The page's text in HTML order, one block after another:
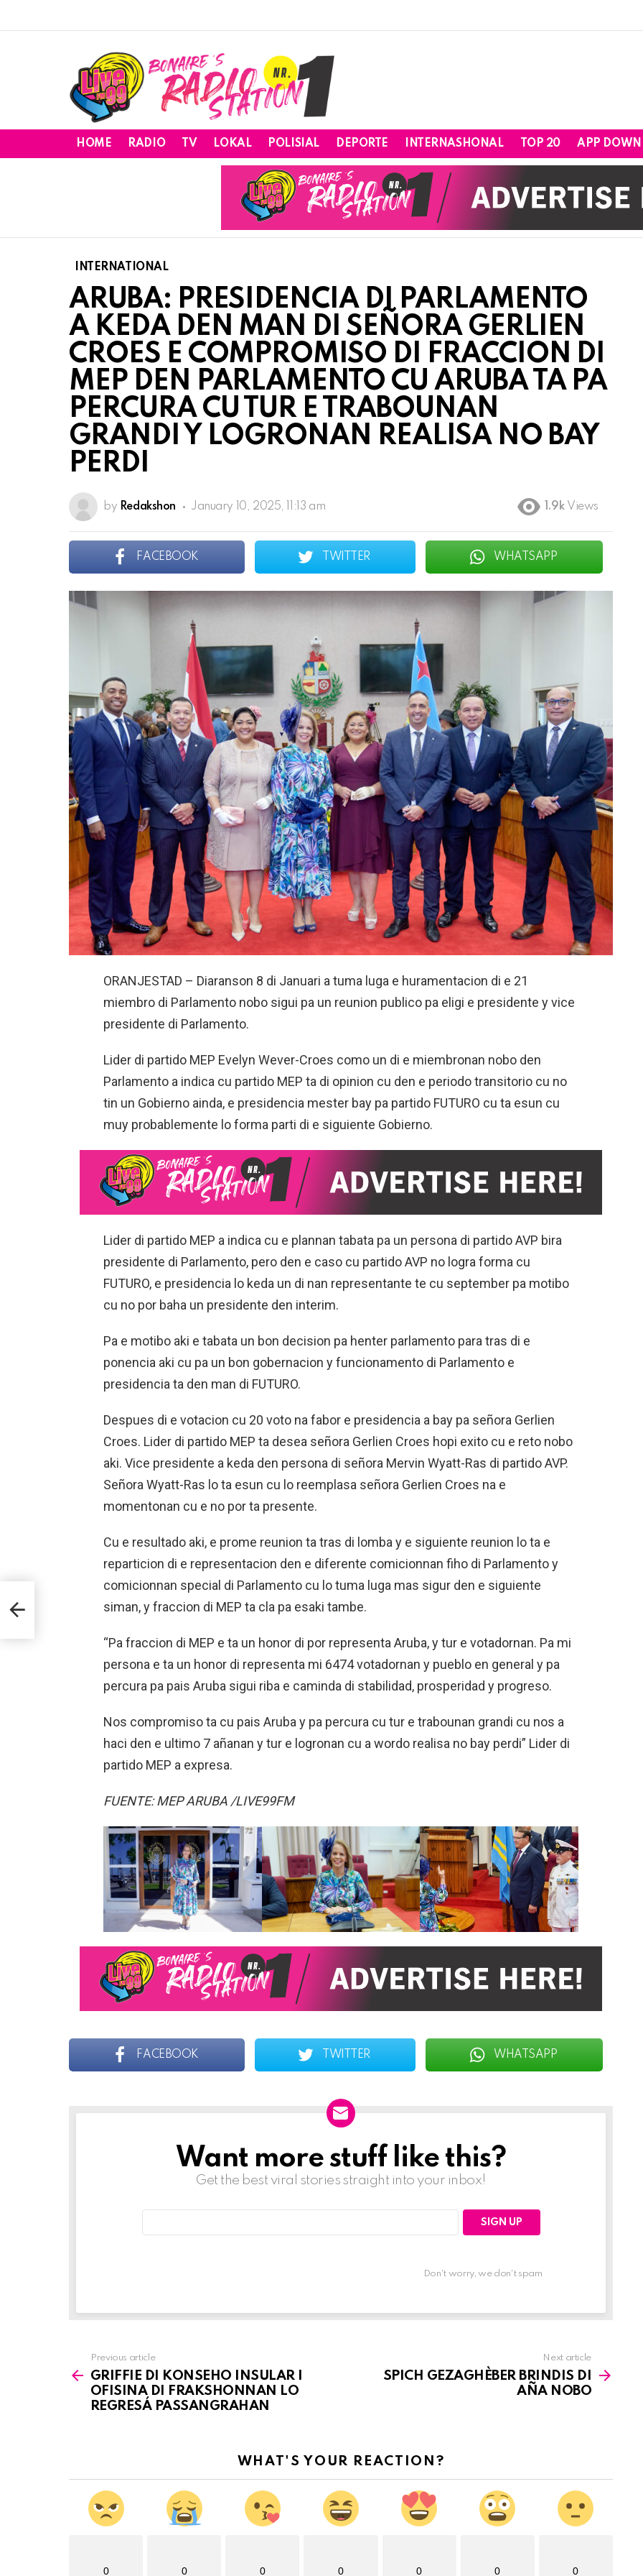
HOME RADIO TV LOKAL POLISIAL DEPORTE INTERNASHONAL TOP 20 APP
INTERNATIONAL
ARUBA: PRESIDENCIA DI PARLAMENTO
A KEDA DEN MAN DI SEÑORA GERLIEN
CROES E COMPROMISO DI FRACCION DI
MEP DEN PARLAMENTO CU ARUBA TA PA
PERCURA CU TUR E TRABOUNAN
GRANDI Y LOGRONAN REALISA NO BAY
PERDI
by Redakshon January 10, 2025, 11:13 am 1.9k Views
FACEBOOK TWITTER WHATSAPP
ORANJESTAD – Diaranson 8 di Januari a tuma luga e huramentacion di e 21
miembro di Parlamento nobo sigui pa un reunion publico pa eligi e presidente y vice
presidente di Parlamento.
Lider di partido MEP Evelyn Wever-Croes como un di e miembronan nobo den
Parlamento a indica cu partido MEP ta di opinion cu den e periodo transitorio cu no
tin un Gobierno ainda, e presidencia mester bay pa partido FUTURO cu ta esun cu
muy probablemente lo forma parti di e siguiente Gobierno.
Lider di partido MEP a indica cu e plannan tabata pa un persona di partido AVP bira
presidente di Parlamento, pero den e caso cu partido AVP no logra forma cu
FUTURO, e presidencia lo keda un di nan representante te cu september pa motibo
cu no por baha un presidente den interim.
Pa e motibo aki e tabata un bon decision pa henter parlamento para tras di e
ponencia aki cu pa un bon gobernacion y funcionamento di Parlamento e
presidencia ta den man di FUTURO.
Despues di e votacion cu 20 voto na fabor e presidencia a bay pa señora Gerlien
Croes. Lider di partido MEP ta desea señora Gerlien Croes hopi exito cu e reto nobo
aki. Vice presidente a keda den persona di señora Mervin Wyatt-Ras di partido AVP.
Señora Wyatt-Ras lo ta esun cu lo reemplasa señora Gerlien Croes na e
momentonan cu e no por ta presente.
Cu e resultado aki, e prome reunion ta tras di lomba y e siguiente reunion lo ta e
reparticion di e representacion den e diferente comicionnan fiho di Parlamento y
comicionnan special di Parlamento cu lo tuma luga mas sigur den e siguiente
siman, y fraccion di MEP ta cla pa esaki tambe.
“Pa fraccion di MEP e ta un honor di por representa Aruba, y tur e votadornan. Pa mi
persona e ta un honor di representa mi 6474 votadornan y pueblo en general y pa
percura pa pais Aruba sigui riba e caminda di stabilidad, prosperidad y progreso.
Nos compromiso ta cu pais Aruba y pa percura cu tur e trabounan grandi cu nos a
haci den e ultimo 7 añanan y tur e logronan cu a wordo realisa no bay perdi” Lider di
partido MEP a expresa.
FUENTE: MEP ARUBA /LIVE99FM
FACEBOOK TWITTER WHATSAPP
NEWSLETTERWant more stuff like this?
Get the best viral stories straight into your inbox!
Don't worry, we don't spam
See
more
Previous article
GRIFFIE DI KONSEHO INSULAR I
OFISINA DI FRAKSHONNAN LO
REGRESÁ PASSANGRAHAN
Next article
SPICH GEZAGHÈBER BRINDIS DI
AÑA NOBO
WHAT'S YOUR REACTION?
0 0 0 0 0 0 0